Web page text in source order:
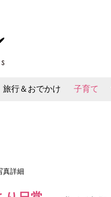
旅行＆おでかけ 子育て
真詳細